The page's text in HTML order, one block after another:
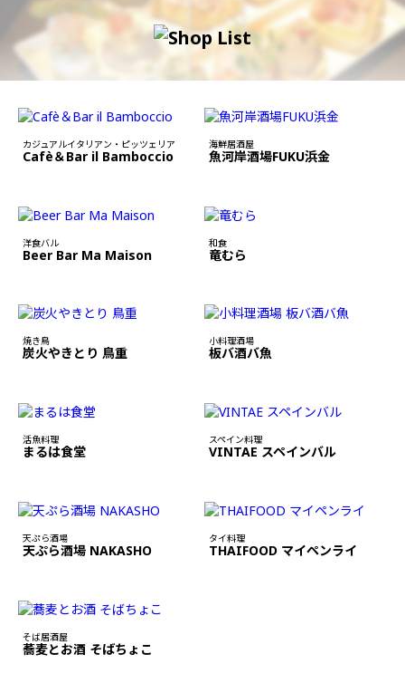
カジュアルイタリアン・ピッツェリア
Cafè＆Bar il Bamboccio
海鮮居酒屋
魚河岸酒場FUKU浜金
洋食バル
Beer Bar Ma Maison
和食
竜むら
焼き鳥
炭火やきとり 鳥重
小料理酒場
板バ酒バ魚
活魚料理
まるは食堂
スペイン料理
VINTAE スペインバル
天ぷら酒場
天ぷら酒場 NAKASHO
タイ料理
THAIFOOD マイペンライ
そば居酒屋
蕎麦とお酒 そばちょこ